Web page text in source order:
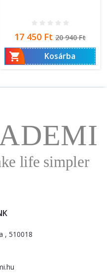
Ár
17 450 Ft Normál
ár
20 940 Ft
 Kosárba
, 510018